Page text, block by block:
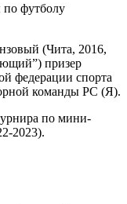
футболу
(Чита, 2016,
призер
федерации спорта
команды РС (Я).
по мини-
2023).